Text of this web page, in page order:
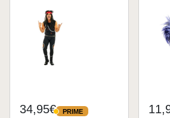
34,95€ PRIME
PRIME